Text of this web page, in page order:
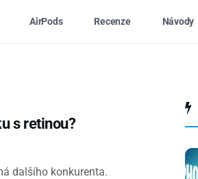
AirPods Recenze Návody
s retinou?
dalšího konkurenta.